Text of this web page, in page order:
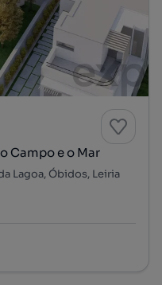
Campo e o Mar
Lagoa, Óbidos, Leiria